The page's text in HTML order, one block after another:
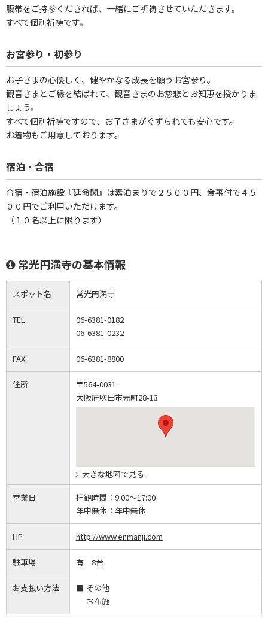
腹帯をご持参くだされば、一緒にご祈祷させていただきます。
すべて個別祈祷です。
お宮参り・初参り
お子さまの心優しく、健やかなる成長を願うお宮参り。
観音さまとご縁を結ばれて、観音さまのお慈悲とお知恵を授かりま
しょう。
すべて個別祈祷ですので、お子さまがぐずられても安心です。
お着物もご用意しております。
宿泊・合宿
合宿・宿泊施設『延命閣』は素泊まりで２５００円、食事付で４５
００円でご利用いただけます。
（１０名以上に限ります）
常光円満寺の基本情報
スポット名 常光円満寺
TEL
06-6381-0182
06-6381-0232
FAX 06-6381-8800
住所
〒564-0031
大阪府吹田市元町28-13
大きな地図で見る
営業日 拝観時間： 9:00～17:00
年中無休： 年中無休
HP http://www.enmanji.com
駐車場 有 8台
お支払い方法
その他
お布施